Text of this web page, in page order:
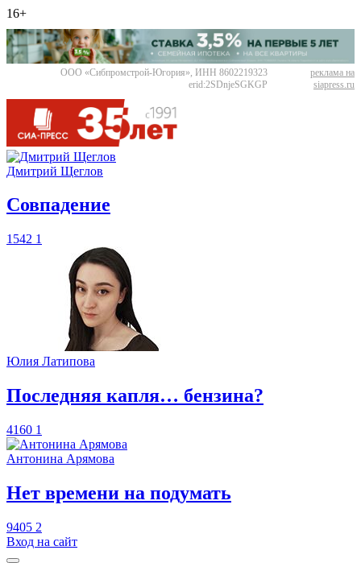
16+
ООО «Сибпромстрой-Югория», ИНН 8602219323
erid:2SDnjeSGKGP
реклама на
siapress.ru
Дмитрий Щеглов
​Совпадение
1542 1
Юлия Латипова
​Последняя капля… бензина?
4160 1
Антонина Арямова
​Нет времени на подумать
9405 2
Вход на сайт